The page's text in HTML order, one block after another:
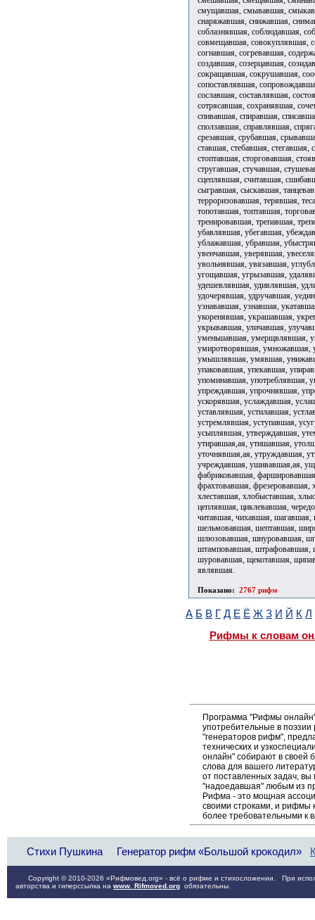
Показано: 2767 рифм
А Б В Г Д Е Ё Ж З И Й К Л
Рифмы к словам
Программа "Рифмы
употребительные в
"генераторов рифм",
технических и
онлайн" собирают в своей
слова для вашего
от поставленных задач,
"надоедавшая" любым из
Рифма - это мощная
своими строками, и рифмы
более требовательными к
Стихи Пушкина Генератор рифм «Большой крокодил»
Copyright © 2010-2026 «Рифмовед.org» - всё о рифме и стихосложении. При
авторства и гиперссылка на www. Rifmoved.org обязательны.